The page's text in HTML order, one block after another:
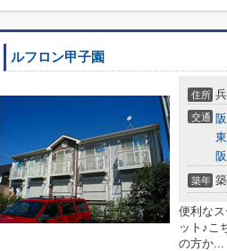
ルフロン甲子園
住所
交通
築年
便利な
ット♪こ
の方か...